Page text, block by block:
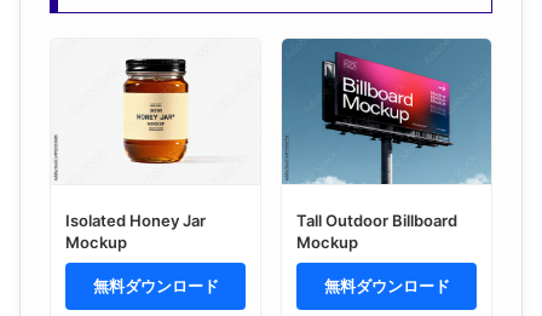
Isolated Honey Jar
Mockup
無料ダウンロード
Tall Outdoor Billboard
Mockup
無料ダウンロード